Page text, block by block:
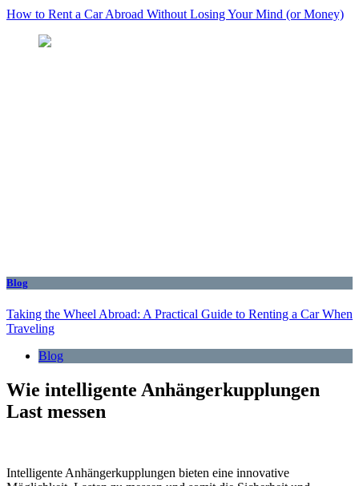
How to Rent a Car Abroad Without Losing Your Mind (or Money)
Blog
Taking the Wheel Abroad: A Practical Guide to Renting a Car When
Traveling
Blog
Wie intelligente Anhängerkupplungen
Last messen
Intelligente Anhängerkupplungen bieten eine innovative